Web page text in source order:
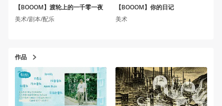
【BOOOM】渡轮上的一千零一夜
美术/剧本/配乐
【BOOOM】你的日记
美术
作品